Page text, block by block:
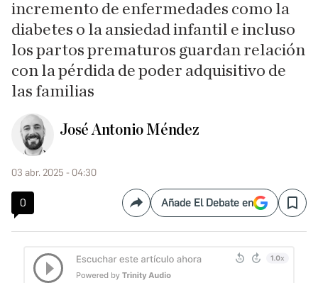
incremento de enfermedades como la
diabetes o la ansiedad infantil e incluso
los partos prematuros guardan relación
con la pérdida de poder adquisitivo de
las familias
José Antonio Méndez
03 abr. 2025 - 04:30
0 CompartirAñade El Debate en Save